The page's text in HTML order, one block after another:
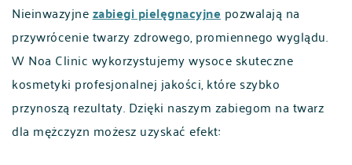
Nieinwazyjnezabiegi pielęgnacyjne pozwalają na
przywrócenie twarzy zdrowego, promiennego wyglądu.
W Noa Clinic wykorzystujemy wysoce skuteczne
kosmetyki profesjonalnej jakości, które szybko
przynoszą rezultaty. Dzięki naszym zabiegom na twarz
dla mężczyzn możesz uzyskać efekt: